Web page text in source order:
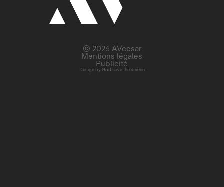
Design by God save the screen
© 2026 AVcesar
Mentions légales
Publicité